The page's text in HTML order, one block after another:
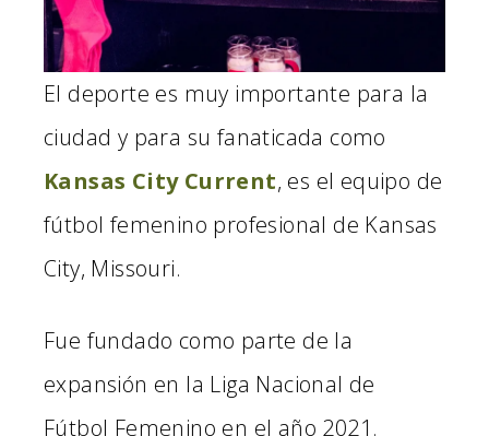
El deporte es muy importante para la
ciudad y para su fanaticada como
Kansas City Current, es el equipo de
fútbol femenino profesional de Kansas
City, Missouri.
Fue fundado como parte de la
expansión en la Liga Nacional de
Fútbol Femenino en el año 2021.